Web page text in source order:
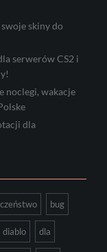
skiny do
serwerów CS2 i
noclegi, wakacje
dla
bug
diablo dla